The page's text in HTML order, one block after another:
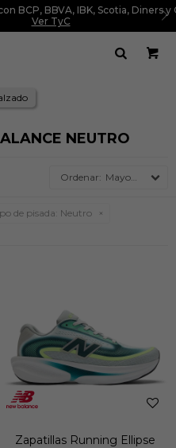
IBK, Scotia, Diners y Cencosud.
NEUTRO
Mayor precio
de pisada: Neutro
Zapatillas Running Ellipse